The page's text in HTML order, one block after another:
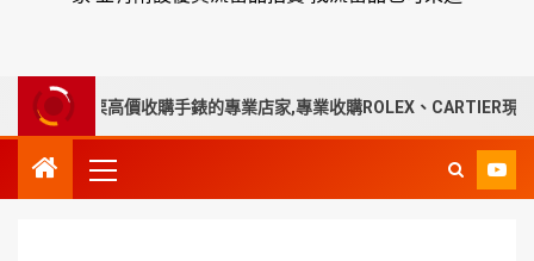
、苗栗高價收購手錶的專業店家,專業收購ROLEX、CARTIER現金收